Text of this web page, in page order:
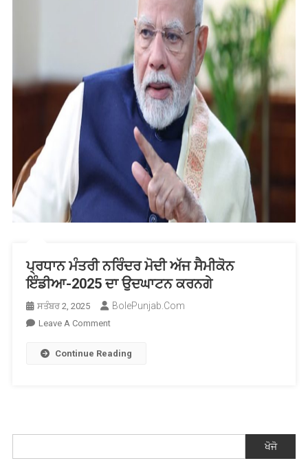
ਪ੍ਰਧਾਨ ਮੰਤਰੀ ਨਰਿੰਦਰ ਮੋਦੀ ਅੱਜ ਸੈਮੀਕੋਨ
ਇੰਡੀਆ-2025 ਦਾ ਉਦਘਾਟਨ ਕਰਨਗੇ
ਸਤੰਬਰ 2, 2025 BolePunjab.com
Leave A CommentOn
ਮੰਤਰੀ
ਇੰਡੀਆ-2025
Continue Reading
ਖੋਜੋ